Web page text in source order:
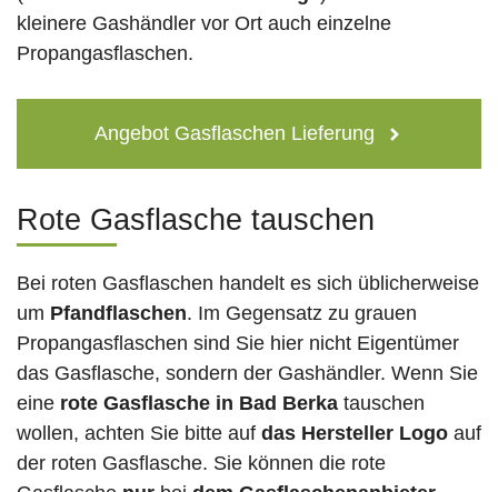
kleinere Gashändler vor Ort auch einzelne
Propangasflaschen.
Angebot Gasflaschen Lieferung
Rote Gasflasche tauschen
Bei roten Gasflaschen handelt es sich üblicherweise
um Pfandflaschen. Im Gegensatz zu grauen
Propangasflaschen sind Sie hier nicht Eigentümer
das Gasflasche, sondern der Gashändler. Wenn Sie
eine rote Gasflasche in Bad Berka tauschen
wollen, achten Sie bitte auf das Hersteller Logo auf
der roten Gasflasche. Sie können die rote